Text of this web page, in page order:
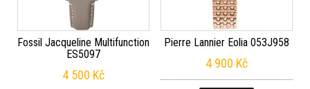
Fossil Jacqueline Multifunction
ES5097
4 500 Kč
Pierre Lannier Eolia 053J958
4 900 Kč